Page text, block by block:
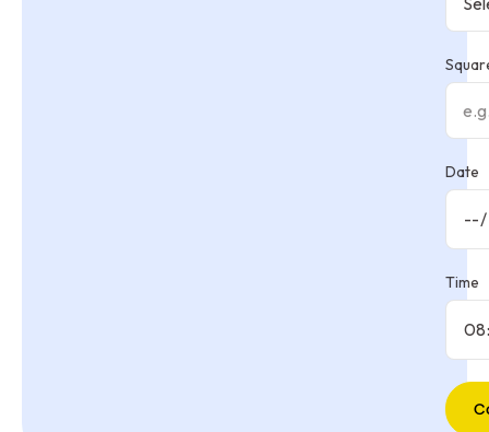
Date
Time